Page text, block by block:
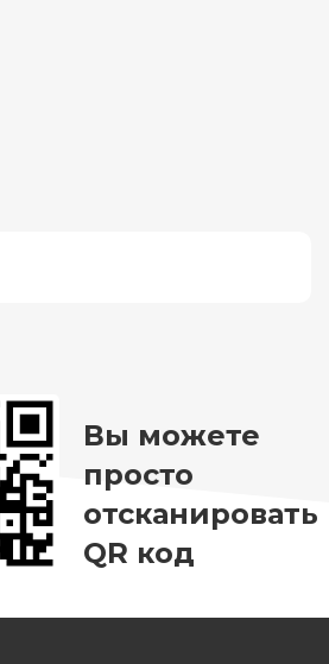
Вы можете
просто
отсканировать
QR код